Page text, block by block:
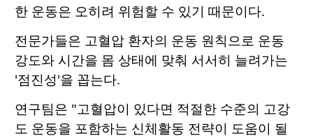
한 운동은 오히려 위험할 수 있기 때문이다.
전문가들은 고혈압 환자의 운동 원칙으로 운동
강도와 시간을 몸 상태에 맞춰 서서히 늘려가는
'점진성'을 꼽는다.
연구팀은 "고혈압이 있다면 적절한 수준의 고강
도 운동을 포함하는 신체활동 전략이 도움이 될